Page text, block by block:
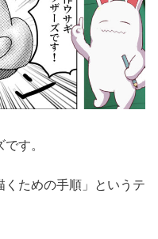
す。
ための手順」というテ